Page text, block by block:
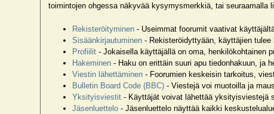
toimintojen ohgessa näkyvää kysymysmerkkiä, tai
Rekisteröityminen - Useimmat foorumit vaativat
Sisäänkirjautuminen - Rekisteröidyttyään, käyttäjien
Profiilit - Jokaisella käyttäjällä on oma, henkilökohtainen
Hakeminen - Haku on erittäin suuri apu tiedonhakuun, ja
Viestin lähettäminen - Foorumien keskeisin tarkoitus,
Bulletin Board Code (BBC)- Viestejä voi muotoilla ja
Yksityisviestit - Käyttäjät voivat lähettää yksityisviestejä
Jäsenluettelo - Jäsenluettelo näyttää kaikki